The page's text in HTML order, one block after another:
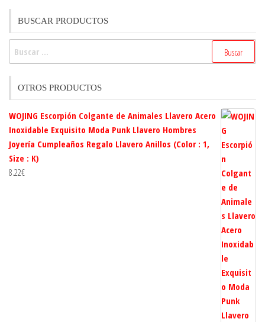
BUSCAR PRODUCTOS
OTROS PRODUCTOS
WOJING Escorpión Colgante de Animales Llavero Acero
Inoxidable Exquisito Moda Punk Llavero Hombres
Joyería Cumpleaños Regalo Llavero Anillos (Color : 1,
Size : K)
8.22€